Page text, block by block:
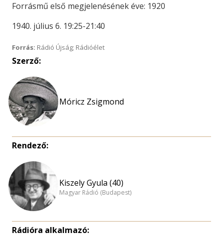
Forrásmű első megjelenésének éve: 1920
1940. július 6. 19:25-21:40
Forrás: Rádió Újság; Rádióélet
Szerző:
Móricz Zsigmond
Rendező:
Kiszely Gyula (40)
Magyar Rádió (Budapest)
Rádióra alkalmazó: